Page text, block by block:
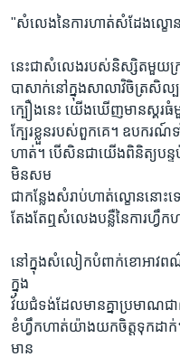
ចូល​
ទំព័រ​
រចនា
សម្ព័ន្ធ​
រំលង​
និង​
ចូល​
ទៅ​
កាន់​
ស្វែង​
រក
កម្មវិធីទាំងអស់
Khmer English
បណ្តាញ​សង្គម
ភាសា
"សំលេងនៃការហាត់សំដែងល្ខ
នេះជាសំលេងរបស់និស្សិតមួយក្រុ
បាសាក់នៅក្នុងសាលាវិចិត្រសិល្ប
ក្បឿងនេះ យើងឃើញមានស្គរ
ក្បែរខ្លួនរបស់ពួកគេ។ ឧបករណ៍ទ
ហាត់។ បើសិនជាយើងពិនិត្យបន្
មិនសម
ជាកន្លែងសំរាប់ហាត់ល្ខោននោ
តែងតែឮសំលេងបន្លឺនៃការហឹ្វក
នៅក្នុងសំលៀកបំពាក់ខោអាវពណ៌
ក្នុង
វ័យជំទង់ដែលមានគ្នាប្រមាណជ
ខំហ្វឹកហាត់យ៉ាងយកចិត្តទុកដា
មាន